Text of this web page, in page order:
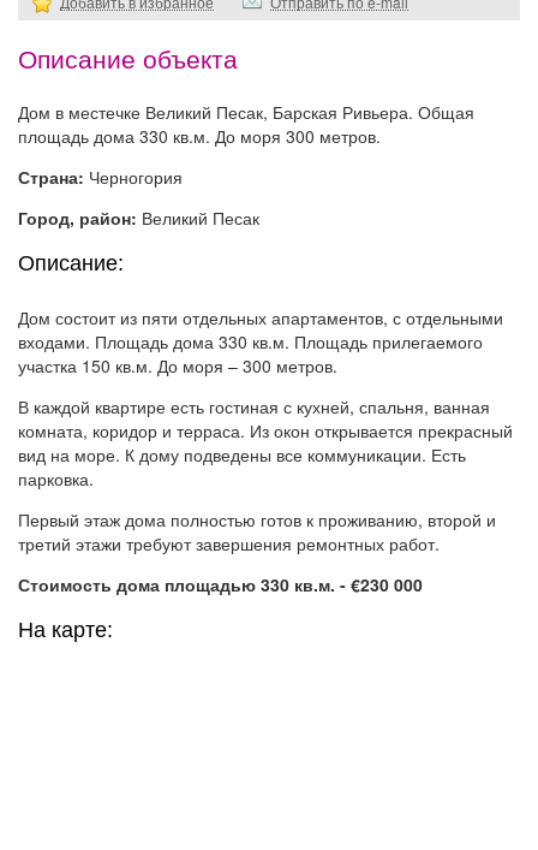
Описание объекта
Дом в местечке Великий Песак, Барская Ривьера. Общая
площадь дома 330 кв.м. До моря 300 метров.
Страна: Черногория
Город, район: Великий Песак
Описание:
Дом состоит из пяти отдельных апартаментов, с отдельными
входами. Площадь дома 330 кв.м. Площадь прилегаемого
участка 150 кв.м. До моря – 300 метров.
В каждой квартире есть гостиная с кухней, спальня, ванная
комната, коридор и терраса. Из окон открывается прекрасный
вид на море. К дому подведены все коммуникации. Есть
парковка.
Первый этаж дома полностью готов к проживанию, второй и
третий этажи требуют завершения ремонтных работ.
Стоимость дома площадью 330 кв.м. - €230 000
На карте: